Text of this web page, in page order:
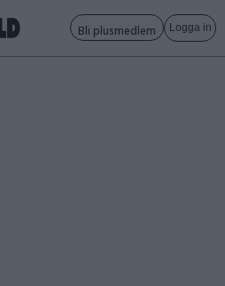
Bli plusmedlem Logga in